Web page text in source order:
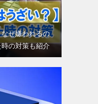
ぜ嫌われるの
の対策も紹介